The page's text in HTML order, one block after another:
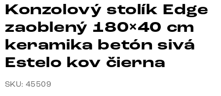
Konzolový stolík Edge
zaoblený 180×40 cm
keramika betón sivá
Estelo kov čierna
SKU: 45509